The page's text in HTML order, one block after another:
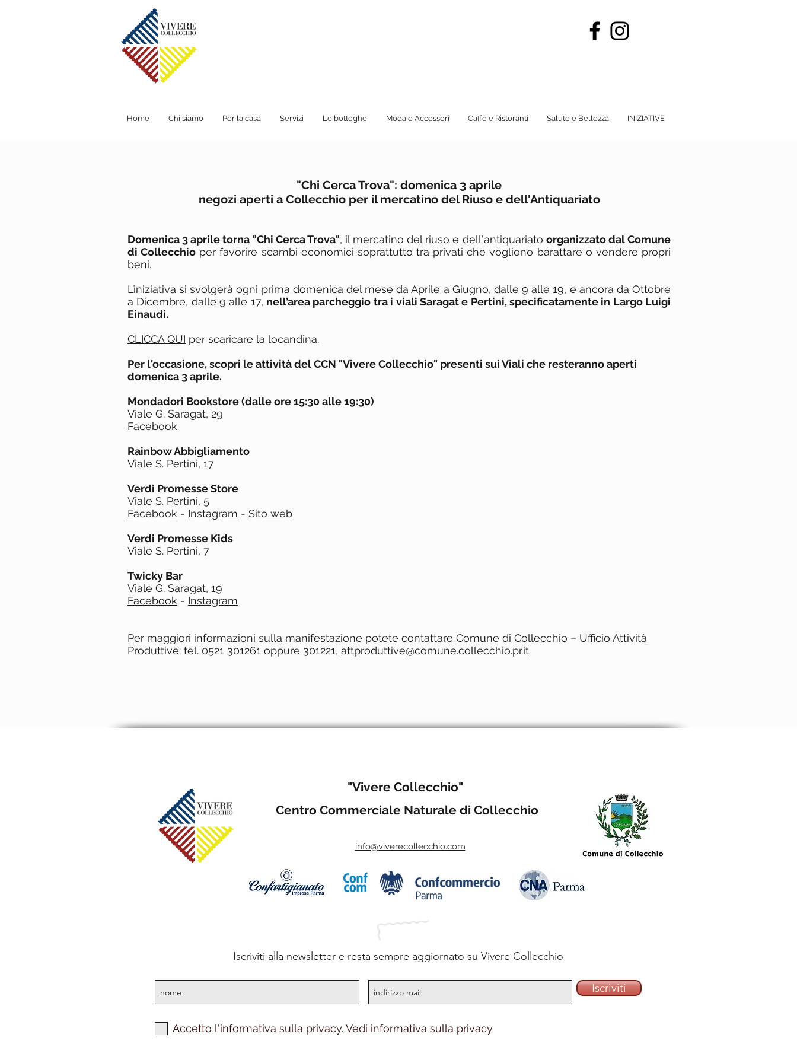
Home Chi siamo Per la casa Servizi Le botteghe Moda e Accessori Caffè e Ristoranti Salute e Bellezza INIZIATIVE
"Chi Cerca Trova": domenica 3 aprile
negozi aperti a Collecchio per il mercatino del Riuso e dell'Antiquariato
Domenica 3 aprile torna "Chi Cerca Trova", il mercatino del riuso e dell'antiquariato organizzato dal Comune
di Collecchio per favorire scambi economici soprattutto tra privati che vogliono barattare o vendere propri
beni.
L’iniziativa si svolgerà ogni prima domenica del mese da Aprile a Giugno, dalle 9 alle 19, e ancora da Ottobre
a Dicembre, dalle 9 alle 17, nell’area parcheggio tra i viali Saragat e Pertini, specificatamente in Largo Luigi
Einaudi.
CLICCA QUI per scaricare la locandina.
Per l'occasione, scopri le attività del CCN "Vivere Collecchio" presenti sui Viali che resteranno aperti
domenica 3 aprile.
Mondadori Bookstore (dalle ore 15:30 alle 19:30)
Viale G. Saragat, 29
Facebook
Rainbow Abbigliamento
Viale S. Pertini, 17
Verdi Promesse Store
Viale S. Pertini, 5
Facebook - Instagram - Sito web
Verdi Promesse Kids
Viale S. Pertini, 7
Twicky Bar
Viale G. Saragat, 19
Facebook - Instagram
Per maggiori informazioni sulla manifestazione potete contattare Comune di Collecchio – Ufficio Attività
Produttive: tel. 0521 301261 oppure 301221, attproduttive@comune.collecchio.pr.it
"Vivere Collecchio"
Centro Commerciale Naturale di Collecchio
info@viverecollecchio.com
Iscriviti alla newsletter e resta sempre aggiornato su Vivere Collecchio
Iscriviti
Accetto l'informativa sulla privacy.Vedi informativa sulla privacy